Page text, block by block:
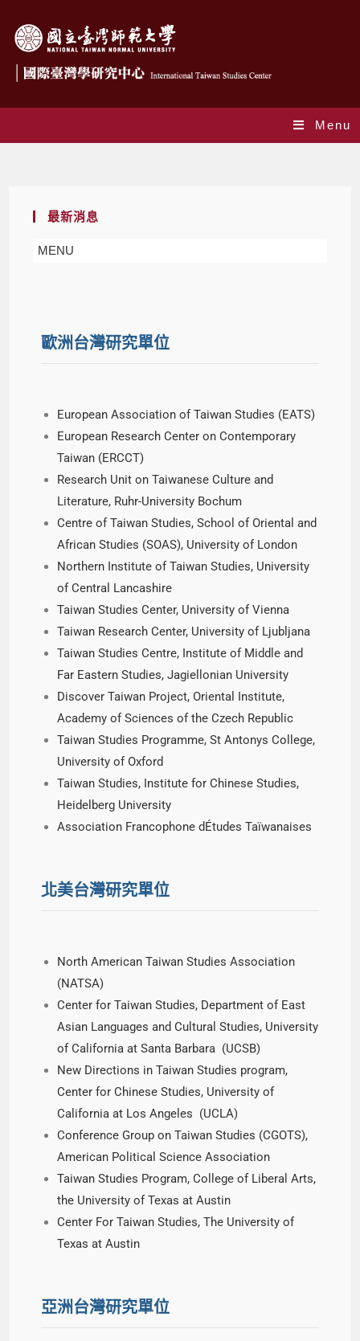
Menu
最新消息
MENU
歐洲台灣研究單位
European Association of Taiwan Studies (EATS)
European Research Center on Contemporary
Taiwan (ERCCT)
Research Unit on Taiwanese Culture and
Literature, Ruhr-University Bochum
Centre of Taiwan Studies, School of Oriental and
African Studies (SOAS), University of London
Northern Institute of Taiwan Studies, University
of Central Lancashire
Taiwan Studies Center, University of Vienna
Taiwan Research Center, University of Ljubljana
Taiwan Studies Centre, Institute of Middle and
Far Eastern Studies, Jagiellonian University
Discover Taiwan Project, Oriental Institute,
Academy of Sciences of the Czech Republic
Taiwan Studies Programme, St Antonys College,
University of Oxford
Taiwan Studies, Institute for Chinese Studies,
Heidelberg University
Association Francophone dÉtudes Taïwanaises
北美台灣研究單位
North American Taiwan Studies Association
(NATSA)
Center for Taiwan Studies, Department of East
Asian Languages and Cultural Studies, University
of California at Santa Barbara (UCSB)
New Directions in Taiwan Studies program,
Center for Chinese Studies, University of
California at Los Angeles (UCLA)
Conference Group on Taiwan Studies (CGOTS),
American Political Science Association
Taiwan Studies Program, College of Liberal Arts,
the University of Texas at Austin
Center For Taiwan Studies, The University of
Texas at Austin
亞洲台灣研究單位